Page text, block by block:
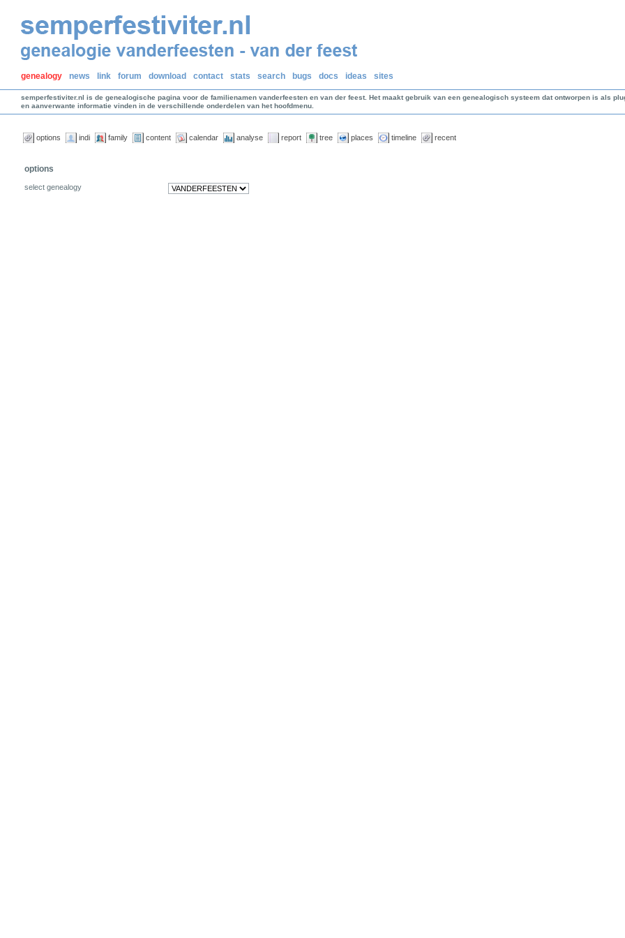
genealogy news link forum download contact stats search bugs docs ideas sites
semperfestiviter.nl is de genealogische pagina voor de familienamen vanderfeesten en van der feest. Het maakt gebruik van een genealogisch systeem dat ontworpen is als
en aanverwante informatie vinden in de verschillende onderdelen van het hoofdmenu.
options indi family content calendar analyse report tree places timeline recent
options
select genealogy